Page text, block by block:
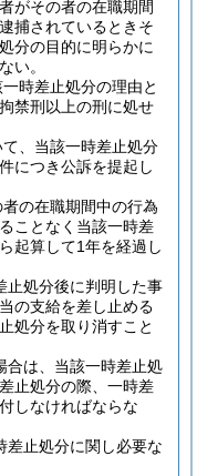
がその者の在職期間
捕されているときそ
分の目的に明らかに
い。
時差止処分の理由と
禁刑以上の刑に処せ
、当該一時差止処分
につき公訴を提起し
の在職期間中の行為
ことなく当該一時差
起算して1年を経過し
止処分後に判明した事
の支給を差し止める
処分を取り消すこと
合は、当該一時差止処
止処分の際、一時差
しなければならな
差止処分に関し必要な